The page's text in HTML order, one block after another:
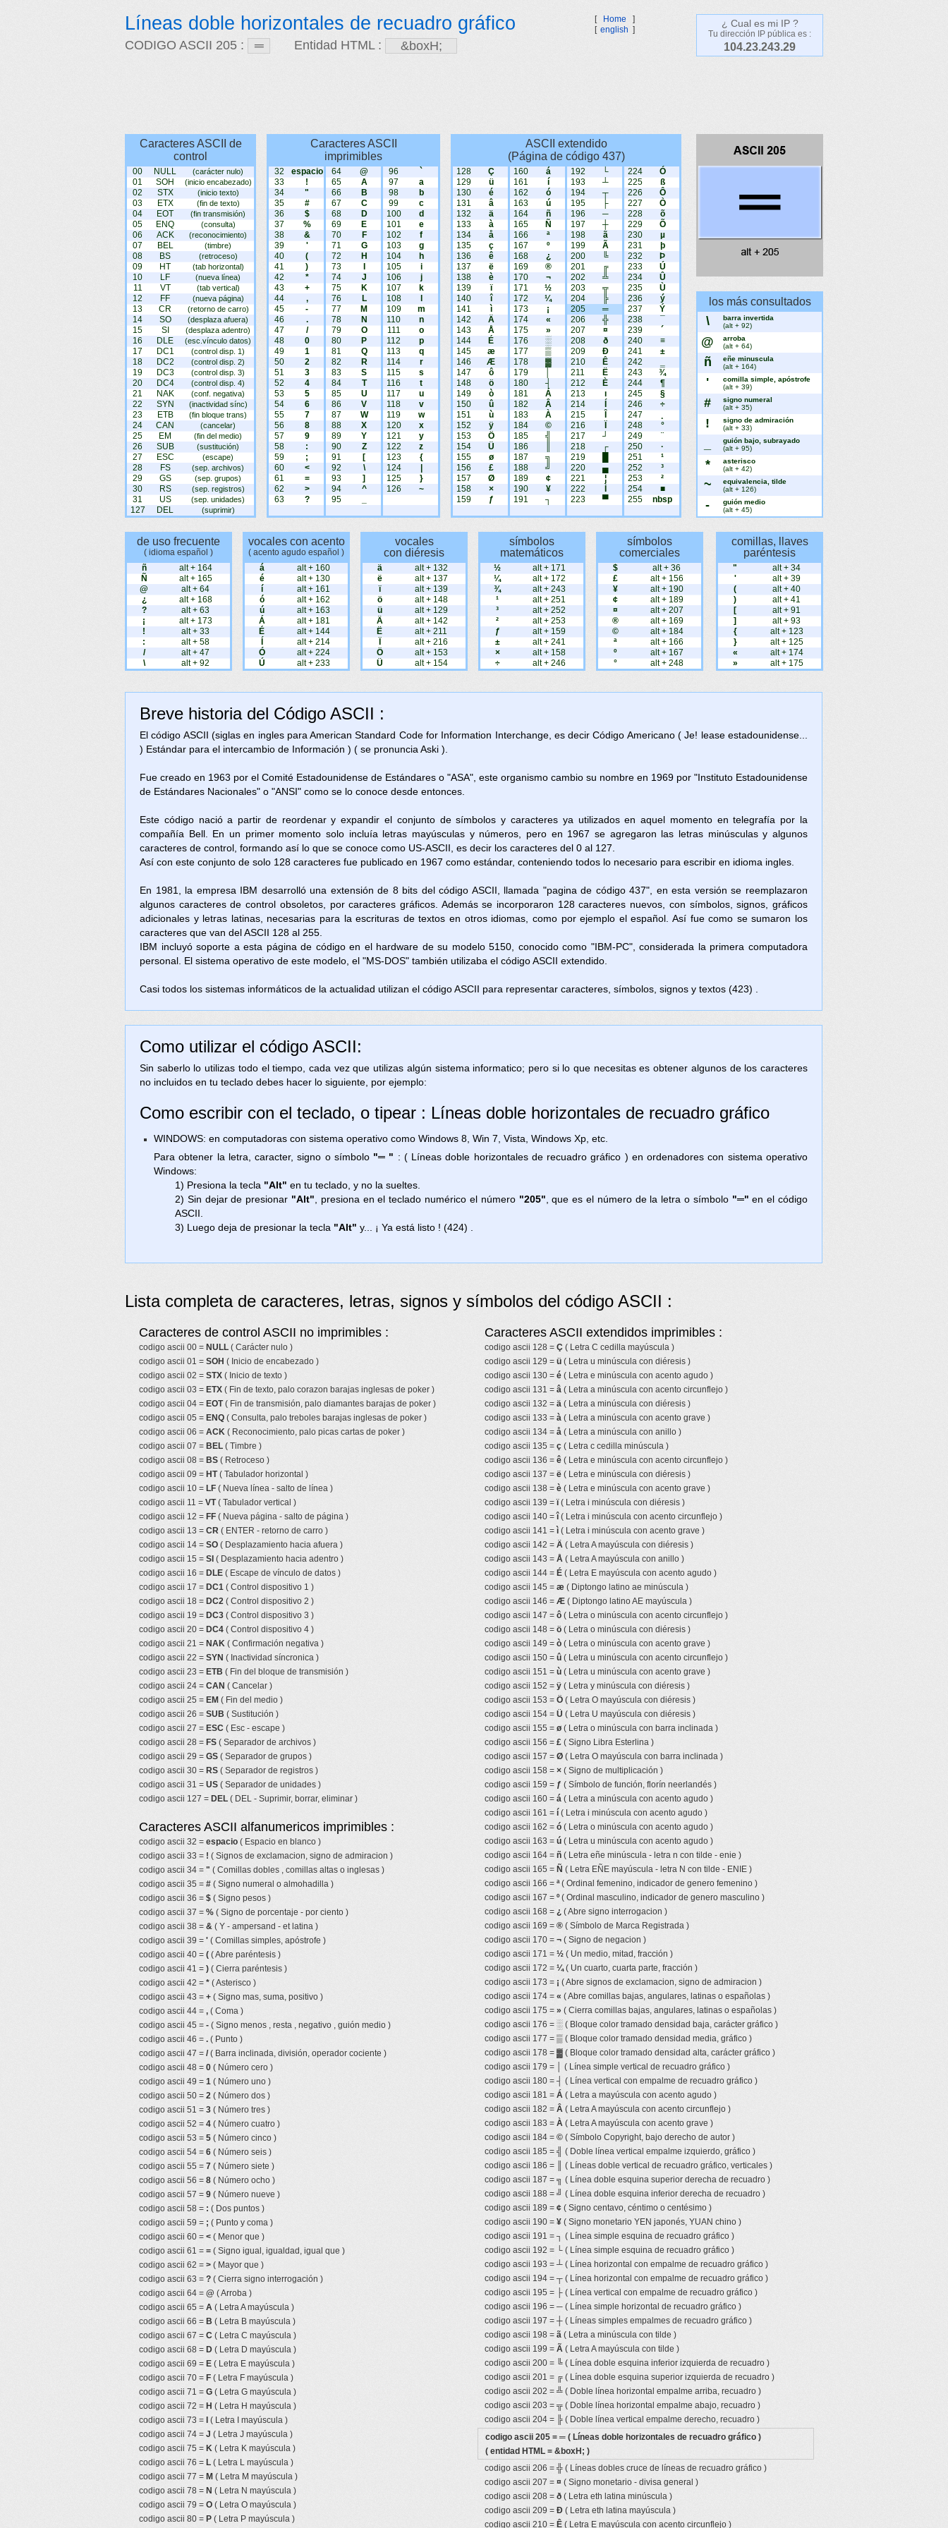
Líneas doble horizontales de recuadro gráfico
CODIGO ASCII 205 : Entidad HTML :
[ Home
]
[ english ]
¿ Cual es mi IP ?
Tu dirección IP pública es :
104.23.243.29
Caracteres ASCII de
control
00 NULL (carácter nulo)
01 SOH (inicio encabezado)
02 STX (inicio texto)
03 ETX (fin de texto)
04 EOT (fin transmisión)
05 ENQ (consulta)
06 ACK (reconocimiento)
07 BEL (timbre)
08 BS (retroceso)
09 HT (tab horizontal)
10 LF (nueva línea)
11 VT (tab vertical)
12 FF (nueva página)
13 CR (retorno de carro)
14 SO (desplaza afuera)
15 SI (desplaza adentro)
16 DLE (esc.vínculo datos)
17 DC1 (control disp. 1)
18 DC2 (control disp. 2)
19 DC3 (control disp. 3)
20 DC4 (control disp. 4)
21 NAK (conf. negativa)
22 SYN (inactividad sínc)
23 ETB (fin bloque trans)
24 CAN (cancelar)
25 EM (fin del medio)
26 SUB (sustitución)
27 ESC (escape)
28 FS (sep. archivos)
29 GS (sep. grupos)
30 RS (sep. registros)
31 US (sep. unidades)
127 DEL (suprimir)
Caracteres ASCII
imprimibles
32
espacio
33
!
34
"
35
#
36
$
37
%
38
&
39
'
40
(
41
)
42
*
43
+
44
,
45
-
46
.
47
/
48
0
49
1
50
2
51
3
52
4
53
5
54
6
55
7
56
8
57
9
58
:
59
;
60
<
61
=
62
>
63
?
64
@
65
A
66
B
67
C
68
D
69
E
70
F
71
G
72
H
73
74
J
75
K
76
L
77
M
78
N
79
O
80
P
81
Q
82
R
83
S
84
T
85
U
86
V
87
W
88
X
89
Y
90
Z
91
[
92
\
93
]
94
^
95
96
`
97
a
98
b
99
c
100
d
101
e
102
f
103
g
104
h
105
i
106
j
107
k
108
109
m
110
n
111
o
112
p
113
q
114
r
115
s
116
t
117
u
118
v
119
w
120
x
121
y
122
z
123
{
124
125
}
126
~
ASCII extendido
(Página de código 437)
128
Ç
129
ü
130
é
131
â
132
ä
133
à
134
å
135
ç
136
ê
137
ë
138
è
139
ï
140
î
141
ì
142
Ä
143
Å
144
É
145
æ
146
Æ
147
ô
148
ö
149
ò
150
û
151
ù
152
ÿ
153
Ö
154
Ü
155
ø
156
£
157
Ø
158
×
159
ƒ
160
á
161
í
162
ó
163
ú
164
ñ
165
Ñ
166
ª
167
º
168
¿
169
®
170
¬
171
½
172
¼
173
¡
174
«
175
»
176
░
177
▒
178
▓
179
180
┤
181
Á
182
Â
183
À
184
©
185
╣
186
187
╗
188
╝
189
¢
190
¥
191
┐
192
└
193
┴
194
┬
195
├
196
─
197
┼
198
ã
199
Ã
200
╚
201
╔
202
╩
203
╦
204
╠
205
═
206
╬
207
¤
208
ð
209
Ð
210
Ê
211
Ë
212
È
213
ı
214
215
216
217
┘
218
┌
219
220
▄
221
¦
222
223
▀
224
Ó
225
ß
226
Ô
227
Ò
228
õ
229
Õ
230
µ
231
þ
232
Þ
233
Ú
234
Û
235
Ù
236
ý
237
Ý
238
239
´
240
≡
241
±
242
243
¾
244
¶
245
§
246
÷
247
248
°
249
¨
250
·
251
¹
252
³
253
²
254
■
255
nbsp
los más consultados
\
barra invertida
(alt + 92)
@
arroba
(alt + 64)
ñ
eñe minuscula
(alt + 164)
'
comilla simple, apóstrofe
(alt + 39)
#
signo numeral
(alt + 35)
!
signo de admiración
(alt + 33)
guión bajo, subrayado
(alt + 95)
*
asterisco
(alt + 42)
~
equivalencia, tilde
(alt + 126)
-
guión medio
(alt + 45)
de uso frecuente
( idioma español )
ñ
alt + 164
Ñ
alt + 165
@
alt + 64
¿
alt + 168
?
alt + 63
¡
alt + 173
!
alt + 33
:
alt + 58
/
alt + 47
\
alt + 92
vocales con acento
( acento agudo español )
á
alt + 160
é
alt + 130
í
alt + 161
ó
alt + 162
ú
alt + 163
Á
alt + 181
É
alt + 144
alt + 214
Ó
alt + 224
Ú
alt + 233
vocales
con diéresis
ä
alt + 132
ë
alt + 137
ï
alt + 139
ö
alt + 148
ü
alt + 129
Ä
alt + 142
Ë
alt + 211
alt + 216
Ö
alt + 153
Ü
alt + 154
símbolos
matemáticos
½
alt + 171
¼
alt + 172
¾
alt + 243
¹
alt + 251
³
alt + 252
²
alt + 253
ƒ
alt + 159
±
alt + 241
×
alt + 158
÷
alt + 246
símbolos
comerciales
$
alt + 36
£
alt + 156
¥
alt + 190
¢
alt + 189
¤
alt + 207
®
alt + 169
©
alt + 184
ª
alt + 166
º
alt + 167
°
alt + 248
comillas, llaves
paréntesis
"
alt + 34
'
alt + 39
(
alt + 40
)
alt + 41
[
alt + 91
]
alt + 93
{
alt + 123
}
alt + 125
«
alt + 174
»
alt + 175
Breve historia del Código ASCII :
El código ASCII (siglas en ingles para American Standard Code for Information Interchange, es decir Código Americano ( Je! lease estadounidense...
) Estándar para el intercambio de Información ) ( se pronuncia Aski ).
Fue creado en 1963 por el Comité Estadounidense de Estándares o "ASA", este organismo cambio su nombre en 1969 por "Instituto Estadounidense
de Estándares Nacionales" o "ANSI" como se lo conoce desde entonces.
Este código nació a partir de reordenar y expandir el conjunto de símbolos y caracteres ya utilizados en aquel momento en telegrafía por la
compañía Bell. En un primer momento solo incluía letras mayúsculas y números, pero en 1967 se agregaron las letras minúsculas y algunos
caracteres de control, formando así lo que se conoce como US-ASCII, es decir los caracteres del 0 al 127.
Así con este conjunto de solo 128 caracteres fue publicado en 1967 como estándar, conteniendo todos lo necesario para escribir en idioma ingles.
En 1981, la empresa IBM desarrolló una extensión de 8 bits del código ASCII, llamada "pagina de código 437", en esta versión se reemplazaron
algunos caracteres de control obsoletos, por caracteres gráficos. Además se incorporaron 128 caracteres nuevos, con símbolos, signos, gráficos
adicionales y letras latinas, necesarias para la escrituras de textos en otros idiomas, como por ejemplo el español. Así fue como se sumaron los
caracteres que van del ASCII 128 al 255.
IBM incluyó soporte a esta página de código en el hardware de su modelo 5150, conocido como "IBM-PC", considerada la primera computadora
personal. El sistema operativo de este modelo, el "MS-DOS" también utilizaba el código ASCII extendido.
Casi todos los sistemas informáticos de la actualidad utilizan el código ASCII para representar caracteres, símbolos, signos y textos (423) .
Como utilizar el código ASCII:
Sin saberlo lo utilizas todo el tiempo, cada vez que utilizas algún sistema informatico; pero si lo que necesitas es obtener algunos de los caracteres
no incluidos en tu teclado debes hacer lo siguiente, por ejemplo:
Como escribir con el teclado, o tipear : Líneas doble horizontales de recuadro gráfico
WINDOWS: en computadoras con sistema operativo como Windows 8, Win 7, Vista, Windows Xp, etc.
Para obtener la letra, caracter, signo o símbolo "═ " : ( Líneas doble horizontales de recuadro gráfico ) en ordenadores con sistema operativo
Windows:
1) Presiona la tecla "Alt" en tu teclado, y no la sueltes.
2) Sin dejar de presionar "Alt" , presiona en el teclado numérico el número "205" , que es el número de la letra o símbolo "═" en el código
ASCII.
3) Luego deja de presionar la tecla "Alt" y... ¡ Ya está listo ! (424) .
Lista completa de caracteres, letras, signos y símbolos del código ASCII :
Caracteres de control ASCII no imprimibles :
codigo ascii 00 = NULL ( Carácter nulo )
codigo ascii 01 = SOH ( Inicio de encabezado )
codigo ascii 02 = STX ( Inicio de texto )
codigo ascii 03 = ETX ( Fin de texto, palo corazon barajas inglesas de poker )
codigo ascii 04 = EOT( Fin de transmisión, palo diamantes barajas de poker )
codigo ascii 05 = ENQ ( Consulta, palo treboles barajas inglesas de poker )
codigo ascii 06 = ACK ( Reconocimiento, palo picas cartas de poker )
codigo ascii 07 = BEL ( Timbre )
codigo ascii 08 = BS ( Retroceso )
codigo ascii 09 = HT( Tabulador horizontal )
codigo ascii 10 = LF ( Nueva línea - salto de línea )
codigo ascii 11 = VT( Tabulador vertical )
codigo ascii 12 = FF ( Nueva página - salto de página )
codigo ascii 13 = CR ( ENTER - retorno de carro )
codigo ascii 14 = SO ( Desplazamiento hacia afuera )
codigo ascii 15 = SI ( Desplazamiento hacia adentro )
codigo ascii 16 = DLE ( Escape de vínculo de datos )
codigo ascii 17 = DC1 ( Control dispositivo 1 )
codigo ascii 18 = DC2 ( Control dispositivo 2 )
codigo ascii 19 = DC3 ( Control dispositivo 3 )
codigo ascii 20 = DC4 ( Control dispositivo 4 )
codigo ascii 21 = NAK ( Confirmación negativa )
codigo ascii 22 = SYN ( Inactividad síncronica )
codigo ascii 23 = ETB ( Fin del bloque de transmisión )
codigo ascii 24 = CAN ( Cancelar )
codigo ascii 25 = EM ( Fin del medio )
codigo ascii 26 = SUB ( Sustitución )
codigo ascii 27 = ESC ( Esc - escape )
codigo ascii 28 = FS ( Separador de archivos )
codigo ascii 29 = GS ( Separador de grupos )
codigo ascii 30 = RS ( Separador de registros )
codigo ascii 31 = US ( Separador de unidades )
codigo ascii 127 = DEL ( DEL - Suprimir, borrar, eliminar )
Caracteres ASCII alfanumericos imprimibles :
codigo ascii 32 = espacio ( Espacio en blanco )
codigo ascii 33 = ! ( Signos de exclamacion, signo de admiracion )
codigo ascii 34 = " ( Comillas dobles , comillas altas o inglesas )
codigo ascii 35 = # ( Signo numeral o almohadilla )
codigo ascii 36 = $ ( Signo pesos )
codigo ascii 37 = % ( Signo de porcentaje - por ciento )
codigo ascii 38 = & ( Y - ampersand - et latina )
codigo ascii 39 = ' ( Comillas simples, apóstrofe )
codigo ascii 40 = ( ( Abre paréntesis )
codigo ascii 41 = ) ( Cierra paréntesis )
codigo ascii 42 = * ( Asterisco )
codigo ascii 43 = + ( Signo mas, suma, positivo )
codigo ascii 44 = , ( Coma )
codigo ascii 45 = - ( Signo menos , resta , negativo , guión medio )
codigo ascii 46 = . ( Punto )
codigo ascii 47 = /( Barra inclinada, división, operador cociente )
codigo ascii 48 = 0 ( Número cero )
codigo ascii 49 = 1 ( Número uno )
codigo ascii 50 = 2 ( Número dos )
codigo ascii 51 = 3 ( Número tres )
codigo ascii 52 = 4 ( Número cuatro )
codigo ascii 53 = 5 ( Número cinco )
codigo ascii 54 = 6 ( Número seis )
codigo ascii 55 = 7 ( Número siete )
codigo ascii 56 = 8 ( Número ocho )
codigo ascii 57 = 9 ( Número nueve )
codigo ascii 58 = : ( Dos puntos )
codigo ascii 59 = ; ( Punto y coma )
codigo ascii 60 = < ( Menor que )
codigo ascii 61 = = ( Signo igual, igualdad, igual que )
codigo ascii 62 = > ( Mayor que )
codigo ascii 63 = ? ( Cierra signo interrogación )
codigo ascii 64 = @ ( Arroba )
codigo ascii 65 = A ( Letra A mayúscula )
codigo ascii 66 = B ( Letra B mayúscula )
codigo ascii 67 = C ( Letra C mayúscula )
codigo ascii 68 = D ( Letra D mayúscula )
codigo ascii 69 = E ( Letra E mayúscula )
codigo ascii 70 = F ( Letra F mayúscula )
codigo ascii 71 = G ( Letra G mayúscula )
codigo ascii 72 = H ( Letra H mayúscula )
codigo ascii 73 =
( Letra I mayúscula )
codigo ascii 74 = J ( Letra J mayúscula )
codigo ascii 75 = K ( Letra K mayúscula )
codigo ascii 76 = L ( Letra L mayúscula )
codigo ascii 77 = M ( Letra M mayúscula )
codigo ascii 78 = N ( Letra N mayúscula )
codigo ascii 79 = O ( Letra O mayúscula )
codigo ascii 80 = P ( Letra P mayúscula )
Caracteres ASCII extendidos imprimibles :
codigo ascii 128 = Ç ( Letra C cedilla mayúscula )
codigo ascii 129 = ü ( Letra u minúscula con diéresis )
codigo ascii 130 = é ( Letra e minúscula con acento agudo )
codigo ascii 131 = â ( Letra a minúscula con acento circunflejo )
codigo ascii 132 = ä ( Letra a minúscula con diéresis )
codigo ascii 133 = à ( Letra a minúscula con acento grave )
codigo ascii 134 = å ( Letra a minúscula con anillo )
codigo ascii 135 = ç ( Letra c cedilla minúscula )
codigo ascii 136 = ê ( Letra e minúscula con acento circunflejo )
codigo ascii 137 = ë ( Letra e minúscula con diéresis )
codigo ascii 138 = è ( Letra e minúscula con acento grave )
codigo ascii 139 =ï( Letra i minúscula con diéresis )
codigo ascii 140 =î( Letra i minúscula con acento circunflejo )
codigo ascii 141 = ì ( Letra i minúscula con acento grave )
codigo ascii 142 = Ä ( Letra A mayúscula con diéresis )
codigo ascii 143 = Å ( Letra A mayúscula con anillo )
codigo ascii 144 = É ( Letra E mayúscula con acento agudo )
codigo ascii 145 = æ ( Diptongo latino ae minúscula )
codigo ascii 146 = Æ ( Diptongo latino AE mayúscula )
codigo ascii 147 = ô ( Letra o minúscula con acento circunflejo )
codigo ascii 148 = ö ( Letra o minúscula con diéresis )
codigo ascii 149 = ò ( Letra o minúscula con acento grave )
codigo ascii 150 = û ( Letra u minúscula con acento circunflejo )
codigo ascii 151 = ù ( Letra u minúscula con acento grave )
codigo ascii 152 = ÿ ( Letra y minúscula con diéresis )
codigo ascii 153 = Ö ( Letra O mayúscula con diéresis )
codigo ascii 154 = Ü ( Letra U mayúscula con diéresis )
codigo ascii 155 = ø ( Letra o minúscula con barra inclinada )
codigo ascii 156 = £ ( Signo Libra Esterlina )
codigo ascii 157 = Ø ( Letra O mayúscula con barra inclinada )
codigo ascii 158 = × ( Signo de multiplicación )
codigo ascii 159 = ƒ ( Símbolo de función, florín neerlandés )
codigo ascii 160 = á ( Letra a minúscula con acento agudo )
codigo ascii 161 = í ( Letra i minúscula con acento agudo )
codigo ascii 162 = ó ( Letra o minúscula con acento agudo )
codigo ascii 163 = ú ( Letra u minúscula con acento agudo )
codigo ascii 164 = ñ ( Letra eñe minúscula - letra n con tilde - enie )
codigo ascii 165 = Ñ ( Letra EÑE mayúscula - letra N con tilde - ENIE )
codigo ascii 166 = ª( Ordinal femenino, indicador de genero femenino )
codigo ascii 167 = º( Ordinal masculino, indicador de genero masculino )
codigo ascii 168 = ¿ ( Abre signo interrogacion )
codigo ascii 169 = ® ( Símbolo de Marca Registrada )
codigo ascii 170 = ¬ ( Signo de negacion )
codigo ascii 171 = ½ ( Un medio, mitad, fracción )
codigo ascii 172 = ¼( Un cuarto, cuarta parte, fracción )
codigo ascii 173 = ¡ ( Abre signos de exclamacion, signo de admiracion )
codigo ascii 174 = « ( Abre comillas bajas, angulares, latinas o españolas )
codigo ascii 175 = » ( Cierra comillas bajas, angulares, latinas o españolas )
codigo ascii 176 = ░ ( Bloque color tramado densidad baja, carácter gráfico )
codigo ascii 177 = ▒ ( Bloque color tramado densidad media, gráfico )
codigo ascii 178 = ▓ ( Bloque color tramado densidad alta, carácter gráfico )
codigo ascii 179 =
( Línea simple vertical de recuadro gráfico )
codigo ascii 180 = ┤ ( Línea vertical con empalme de recuadro gráfico )
codigo ascii 181 = Á ( Letra a mayúscula con acento agudo )
codigo ascii 182 = Â ( Letra A mayúscula con acento circunflejo )
codigo ascii 183 = À ( Letra A mayúscula con acento grave )
codigo ascii 184 = © ( Símbolo Copyright, bajo derecho de autor )
codigo ascii 185 = ╣ ( Doble línea vertical empalme izquierdo, gráfico )
codigo ascii 186 =
( Líneas doble vertical de recuadro gráfico, verticales )
codigo ascii 187 = ╗ ( Línea doble esquina superior derecha de recuadro )
codigo ascii 188 = ╝ ( Línea doble esquina inferior derecha de recuadro )
codigo ascii 189 = ¢ ( Signo centavo, céntimo o centésimo )
codigo ascii 190 = ¥ ( Signo monetario YEN japonés, YUAN chino )
codigo ascii 191 = ┐ ( Línea simple esquina de recuadro gráfico )
codigo ascii 192 = └ ( Línea simple esquina de recuadro gráfico )
codigo ascii 193 = ┴ ( Línea horizontal con empalme de recuadro gráfico )
codigo ascii 194 = ┬ ( Línea horizontal con empalme de recuadro gráfico )
codigo ascii 195 = ├ ( Línea vertical con empalme de recuadro gráfico )
codigo ascii 196 = ─ ( Línea simple horizontal de recuadro gráfico )
codigo ascii 197 = ┼ ( Líneas simples empalmes de recuadro gráfico )
codigo ascii 198 = ã ( Letra a minúscula con tilde )
codigo ascii 199 = Ã ( Letra A mayúscula con tilde )
codigo ascii 200 = ╚ ( Línea doble esquina inferior izquierda de recuadro )
codigo ascii 201 = ╔ ( Línea doble esquina superior izquierda de recuadro )
codigo ascii 202 = ╩ ( Doble línea horizontal empalme arriba, recuadro )
codigo ascii 203 = ╦ ( Doble línea horizontal empalme abajo, recuadro )
codigo ascii 204 = ╠ ( Doble línea vertical empalme derecho, recuadro )
codigo ascii 205 = ═ ( Líneas doble horizontales de recuadro gráfico )
( entidad HTML = &boxH; )
codigo ascii 206 = ╬ ( Líneas dobles cruce de líneas de recuadro gráfico )
codigo ascii 207 = ¤ ( Signo monetario - divisa general )
codigo ascii 208 = ð ( Letra eth latina minúscula )
codigo ascii 209 = Ð ( Letra eth latina mayúscula )
codigo ascii 210 = Ê ( Letra E mayúscula con acento circunflejo )